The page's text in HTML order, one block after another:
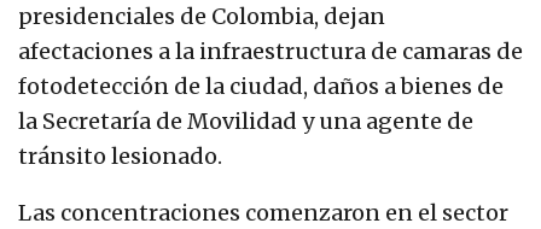
presidenciales de Colombia, dejan
afectaciones a la infraestructura de camaras de
fotodetección de la ciudad, daños a bienes de
la Secretaría de Movilidad y una agente de
tránsito lesionado.
Las concentraciones comenzaron en el sector